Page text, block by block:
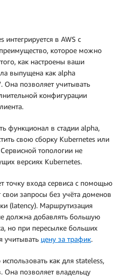
интегрируется в AWS с
которое можно
как настроены ваши
выпущена как alpha
Она позволяет учитывать
конфигурации
функционал в стадии alpha,
свою сборку Kubernetes или
топологии не
версиях Kubernetes.
точку входа сервиса с помощью
запросы без учёта доменов
(latency). Маршрутизация
должна добавлять большую
но при пересылке больших
учитывать цену за трафик.
как для stateless,
Она позволяет владельцу